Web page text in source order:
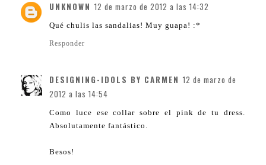
UNKNOWN 12 de marzo de 2012 a las 14:32
Qué chulis las sandalias! Muy guapa! :*
Responder
DESIGNING-IDOLS BY CARMEN 12 de marzo de
2012 a las 14:54
Como luce ese collar sobre el pink de tu dress.
Absolutamente fantástico.
Besos!